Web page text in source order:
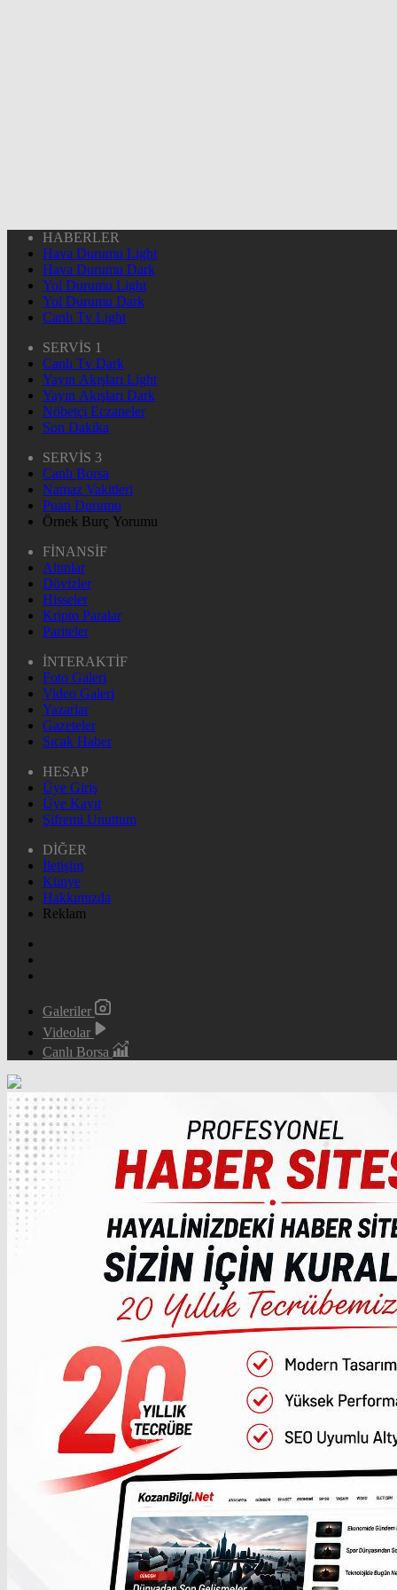
HABERLER
Hava Durumu Light
Hava Durumu Dark
Yol Durumu Light
Yol Durumu Dark
Canlı Tv Light
SERVİS 1
Canlı Tv Dark
Yayın Akışları Light
Yayın Akışları Dark
Nöbetçi Eczaneler
Son Dakika
SERVİS 3
Canlı Borsa
Namaz Vakitleri
Puan Durumu
Örnek Burç Yorumu
FİNANSİF
Altınlar
Dövizler
Hisseler
Kripto Paralar
Pariteler
İNTERAKTİF
Foto Galeri
Video Galeri
Yazarlar
Gazeteler
Sıcak Haber
HESAP
Üye Giriş
Üye Kayıt
Şifremi Unuttum
DİĞER
İletişim
Künye
Hakkımızda
Reklam
Galeriler
Videolar
Canlı Borsa